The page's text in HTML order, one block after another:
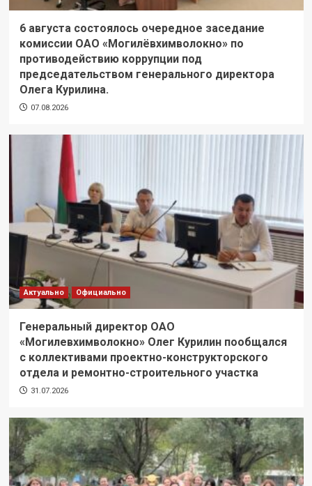
6 августа состоялось очередное заседание
комиссии ОАО «Могилёвхимволокно» по
противодействию коррупции под
председательством генерального директора
Олега Курилина.
07.08.2026
Актуально Официально
Генеральный директор ОАО
«Могилевхимволокно» Олег Курилин пообщался
с коллективами проектно-конструкторского
отдела и ремонтно-строительного участка
31.07.2026